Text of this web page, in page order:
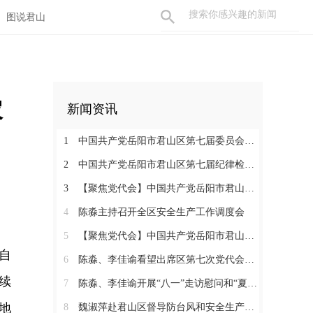
图说君山
新闻资讯
1 中国共产党岳阳市君山区第七届委员会举行第一次全体会议 陈淼当选区委书记
2 中国共产党岳阳市君山区第七届纪律检查委员会召开第一次全体会议
3 【聚焦党代会】中国共产党岳阳市君山区第七次代表大会胜利闭幕
4 陈淼主持召开全区安全生产工作调度会
5 【聚焦党代会】中国共产党岳阳市君山区第七次代表大会开幕
6 陈淼、李佳谕看望出席区第七次党代会代表
7 陈淼、李佳谕开展“八一”走访慰问和“夏送清凉”活动
8 魏淑萍赴君山区督导防台风和安全生产工作